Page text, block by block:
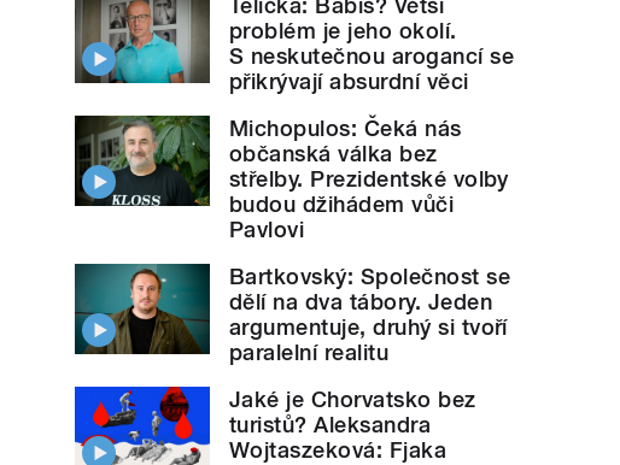
Telička: Babiš? Větší
problém je jeho okolí.
S neskutečnou arogancí se
přikrývají absurdní věci
Michopulos: Čeká nás
občanská válka bez
střelby. Prezidentské volby
budou džihádem vůči
Pavlovi
Bartkovský: Společnost se
dělí na dva tábory. Jeden
argumentuje, druhý si tvoří
paralelní realitu
Jaké je Chorvatsko bez
turistů? Aleksandra
Wojtaszeková: Fjaka